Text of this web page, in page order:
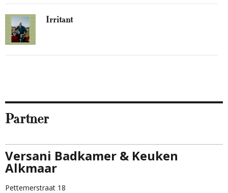
Irritant
Partner
Versani Badkamer & Keuken
Alkmaar
Pettemerstraat 18